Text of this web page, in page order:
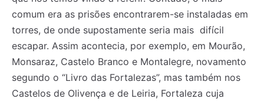
comum era as prisões encontrarem-se instaladas em
torres, de onde supostamente seria mais difícil
escapar. Assim acontecia, por exemplo, em Mourão,
Monsaraz, Castelo Branco e Montalegre, novamento
segundo o “Livro das Fortalezas”, mas também nos
Castelos de Olivença e de Leiria, Fortaleza cuja